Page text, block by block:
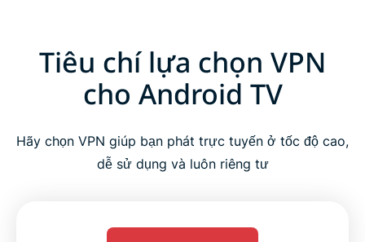
Tiêu chí lựa chọn VPN
cho Android TV
Hãy chọn VPN giúp bạn phát trực tuyến ở tốc độ cao,
dễ sử dụng và luôn riêng tư